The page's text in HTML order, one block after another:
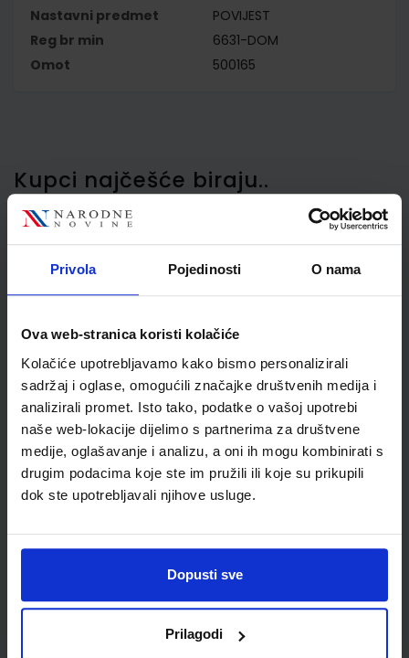
Privola Pojedinosti O nama
Ova web-stranica koristi kolačiće
Kolačiće upotrebljavamo kako bismo personalizirali
sadržaj i oglase, omogućili značajke društvenih medija i
analizirali promet. Isto tako, podatke o vašoj upotrebi
naše web-lokacije dijelimo s partnerima za društvene
medije, oglašavanje i analizu, a oni ih mogu kombinirati s
drugim podacima koje ste im pružili ili koje su prikupili
dok ste upotrebljavali njihove usluge.
Dopusti sve
Prilagodi
Nastavni predmet
POVIJEST
Reg br min
6631-DOM
Omot
500165
Kupci najčešće biraju..
Omot PVC za školske
435x304; tip 165